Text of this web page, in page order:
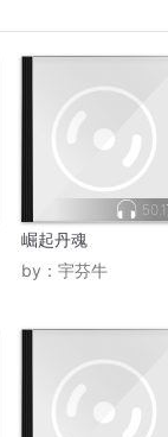
崛起丹魂
by： 宇芬牛